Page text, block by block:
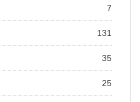
7
131
35
25